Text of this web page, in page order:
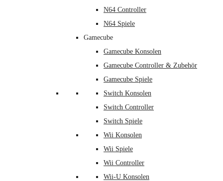
N64 Controller
N64 Spiele
Gamecube
Gamecube Konsolen
Gamecube Controller & Zubehör
Gamecube Spiele
Switch Konsolen
Switch Controller
Switch Spiele
Wii Konsolen
Wii Spiele
Wii Controller
Wii-U Konsolen